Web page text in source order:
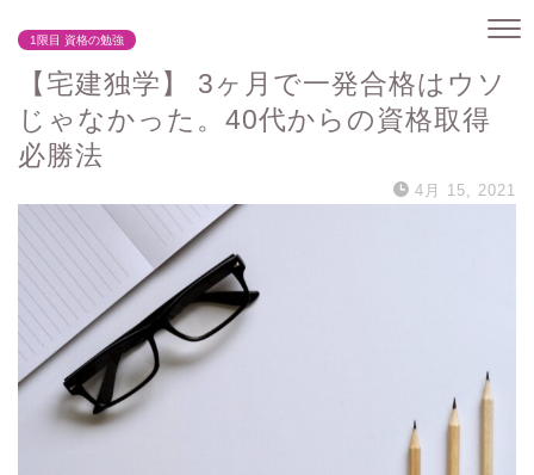
1限目 資格の勉強
【宅建独学】 3ヶ月で一発合格はウソ
じゃなかった。40代からの資格取得
必勝法
4月 15, 2021